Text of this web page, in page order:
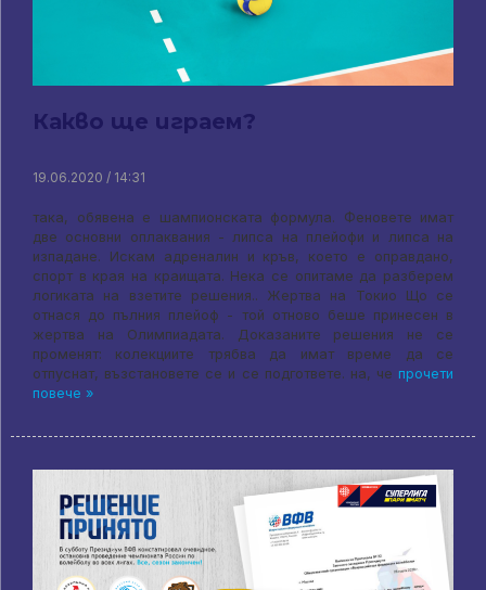
Какво ще играем?
19.06.2020 / 14:31
така, обявена е шампионската формула. Феновете имат
две основни оплаквания - липса на плейофи и липса на
изпадане. Искам адреналин и кръв, което е оправдано,
спорт в края на краищата. Нека се опитаме да разберем
логиката на взетите решения.. Жертва на Токио Що се
отнася до пълния плейоф - той отново беше принесен в
жертва на Олимпиадата. Доказаните решения не се
променят: колекциите трябва да имат време да се
отпуснат, възстановете се и се подгответе. на, че прочети
повече »